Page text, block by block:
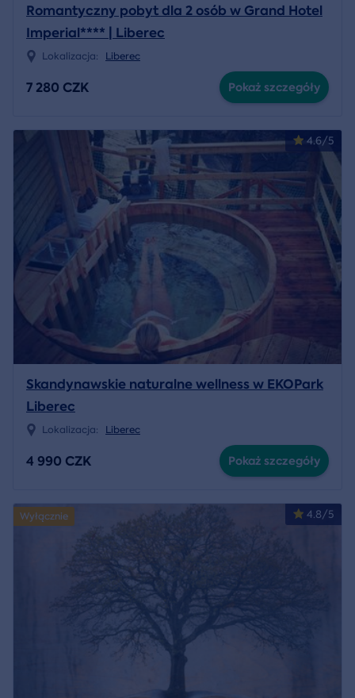
Romantyczny pobyt dla 2 osób w Grand Hotel
Imperial**** | Liberec
Lokalizacja: Liberec
7 280 CZK Pokaż szczegóły
4.6/5
Skandynawskie naturalne wellness w EKOPark
Liberec
Lokalizacja: Liberec
4 990 CZK Pokaż szczegóły
4.8/5
Wyłącznie